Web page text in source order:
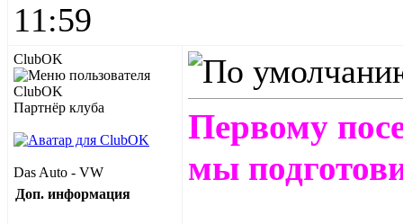
11:59
ClubOK
Партнёр клуба
Das Auto - VW
Доп. информация
Первому
мы